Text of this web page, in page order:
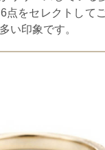
点をセレクトして
い印象です。